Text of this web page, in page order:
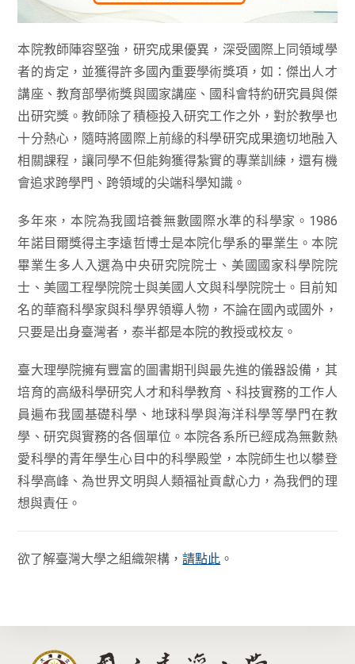
本院教師陣容堅強，研究成果優異，深受國際上同領域學
者的肯定，並獲得許多國內重要學術獎項，如：傑出人才
講座、教育部學術獎與國家講座、國科會特約研究員與傑
出研究獎。教師除了積極投入研究工作之外，對於教學也
十分熱心，隨時將國際上前緣的科學研究成果適切地融入
相關課程，讓同學不但能夠獲得紮實的專業訓練，還有機
會追求跨學門、跨領域的尖端科學知識。
多年來，本院為我國培養無數國際水準的科學家。1986
年諾目爾獎得主李遠哲博士是本院化學系的畢業生。本院
畢業生多人入選為中央研究院院士、美國國家科學院院
士、美國工程學院院士與美國人文與科學院院士。目前知
名的華裔科學家與科學界領導人物，不論在國內或國外，
只要是出身臺灣者，泰半都是本院的教授或校友。
臺大理學院擁有豐富的圖書期刊與最先進的儀器設備，其
培育的高級科學研究人才和科學教育、科技實務的工作人
員遍布我國基礎科學、地球科學與海洋科學等學門在教
學、研究與實務的各個單位。本院各系所已經成為無數熱
愛科學的青年學生心目中的科學殿堂，本院師生也以攀登
科學高峰、為世界文明與人類福祉貢獻心力，為我們的理
想與責任。
欲了解臺灣大學之組織架構，請點此 。